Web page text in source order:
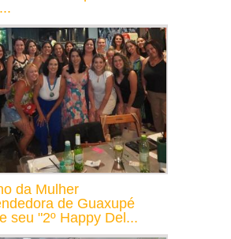
da Mulher
de Guaxupé
seu "2º Happy Del...